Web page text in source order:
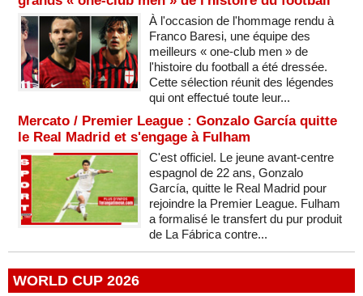
À l'occasion de l'hommage rendu à
Franco Baresi, une équipe des
meilleurs « one-club men » de
l'histoire du football a été dressée.
Cette sélection réunit des légendes
qui ont effectué toute leur...
Mercato / Premier League : Gonzalo García quitte
le Real Madrid et s'engage à Fulham
C'est officiel. Le jeune avant-centre
espagnol de 22 ans, Gonzalo
García, quitte le Real Madrid pour
rejoindre la Premier League. Fulham
a formalisé le transfert du pur produit
de La Fábrica contre...
WORLD CUP 2026